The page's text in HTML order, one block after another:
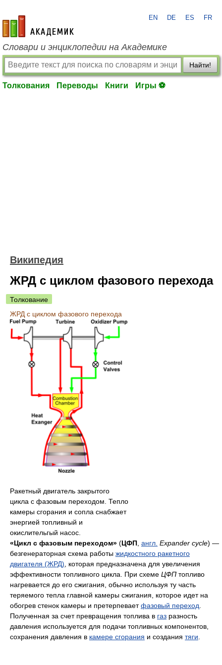
academic.ru
EN DE ES FR
Словари и энциклопедии на Академике
Найти!
Толкования Переводы Книги Игры ⚽
Википедия
ЖРД с циклом фазового перехода
Толкование
ЖРД с циклом фазового перехода
Ракетный двигатель закрытого
цикла с фазовым переходом. Тепло
камеры сгорания и сопла снабжает
энергией топливный и
окислительгый насос.
«Цикл с фазовым переходом» (ЦФП, англ. Expander cycle) —
безгенераторная схема работы жидкостного ракетного
двигателя (ЖРД), которая предназначена для увеличения
эффективности топливного цикла. При схеме ЦФП топливо
нагревается до его сжигания, обычно используя ту часть
теряемого тепла главной камеры сжигания, которое идет на
обогрев стенок камеры и претерпеваетфазовый переход.
Полученная за счет превращения топлива в газ разность
давления используется для подачи топливных компонентов,
сохранения давления в камере сгорания и создания тяги.